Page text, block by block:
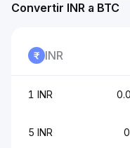
Convertir INR a BTC
INR
1 INR
5 INR